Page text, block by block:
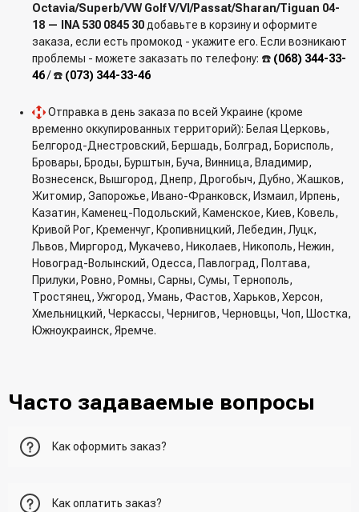
Octavia/Superb/VW Golf V/VI/Passat/Sharan/Tiguan 04-
18 — INA 530 0845 30 добавьте в корзину и оформите
заказа, если есть промокод - укажите его. Если возникают
проблемы - можете заказать по телефону: ☎️ (068) 344-33-
46/ ☎️ (073) 344-33-46
Отправка в день заказа по всей Украине (кроме
временно оккупированных территорий): Белая Церковь,
Белгород-Днестровский, Бершадь, Болград, Борисполь,
Бровары, Броды, Бурштын, Буча, Винница, Владимир,
Вознесенск, Вышгород, Днепр, Дрогобыч, Дубно, Жашков,
Житомир, Запорожье, Ивано-Франковск, Измаил, Ирпень,
Казатин, Каменец-Подольский, Каменское, Киев, Ковель,
Кривой Рог, Кременчуг, Кропивницкий, Лебедин, Луцк,
Львов, Миргород, Мукачево, Николаев, Никополь, Нежин,
Новоград-Волынский, Одесса, Павлоград, Полтава,
Прилуки, Ровно, Ромны, Сарны, Сумы, Тернополь,
Тростянец, Ужгород, Умань, Фастов, Харьков, Херсон,
Хмельницкий, Черкассы, Чернигов, Черновцы, Чоп, Шостка,
Южноукраинск, Яремче.
Часто задаваемые вопросы
Как оформить заказ?
корзину и указать всю необходимую информацию о
Как оплатить заказ?